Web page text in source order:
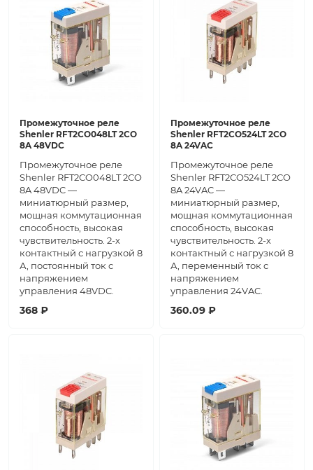
Промежуточное реле
Shenler RFT2CO048LT 2CO
8A 48VDC
Промежуточное реле
Shenler RFT2CO048LT 2CO
8A 48VDC —
миниатюрный размер,
мощная коммутационная
способность, высокая
чувствительность. 2-х
контактный с нагрузкой 8
А, постоянный ток с
напряжением
управления 48VDC.
368 ₽
Промежуточное реле
Shenler RFT2CO524LT 2CO
8A 24VAC
Промежуточное реле
Shenler RFT2CO524LT 2CO
8A 24VAC —
миниатюрный размер,
мощная коммутационная
способность, высокая
чувствительность. 2-х
контактный с нагрузкой 8
А, переменный ток с
напряжением
управления 24VAC.
360.09 ₽